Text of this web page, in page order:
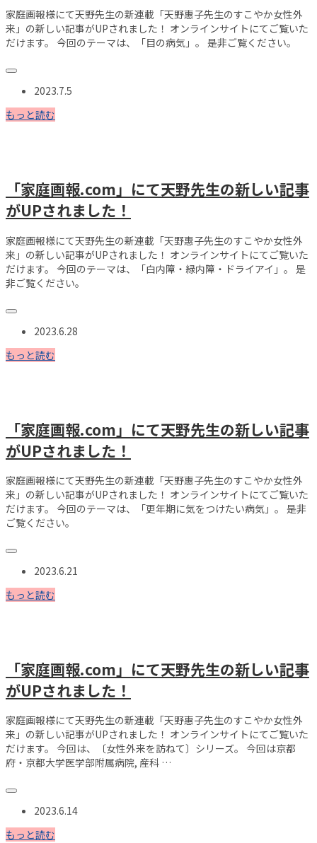
家庭画報様にて天野先生の新連載「天野惠子先生のすこやか女性外
来」の新しい記事がUPされました！ オンラインサイトにてご覧いた
だけます。 今回のテーマは、「目の病気」。 是非ご覧ください。
2023.7.5
もっと読む
「家庭画報.com」にて天野先生の新しい記事
がUPされました！
家庭画報様にて天野先生の新連載「天野惠子先生のすこやか女性外
来」の新しい記事がUPされました！ オンラインサイトにてご覧いた
だけます。 今回のテーマは、「白内障・緑内障・ドライアイ」。 是
非ご覧ください。
2023.6.28
もっと読む
「家庭画報.com」にて天野先生の新しい記事
がUPされました！
家庭画報様にて天野先生の新連載「天野惠子先生のすこやか女性外
来」の新しい記事がUPされました！ オンラインサイトにてご覧いた
だけます。 今回のテーマは、「更年期に気をつけたい病気」。 是非
ご覧ください。
2023.6.21
もっと読む
「家庭画報.com」にて天野先生の新しい記事
がUPされました！
家庭画報様にて天野先生の新連載「天野惠子先生のすこやか女性外
来」の新しい記事がUPされました！ オンラインサイトにてご覧いた
だけます。 今回は、〔女性外来を訪ねて〕シリーズ。 今回は京都
府・京都大学医学部附属病院, 産科 …
2023.6.14
もっと読む